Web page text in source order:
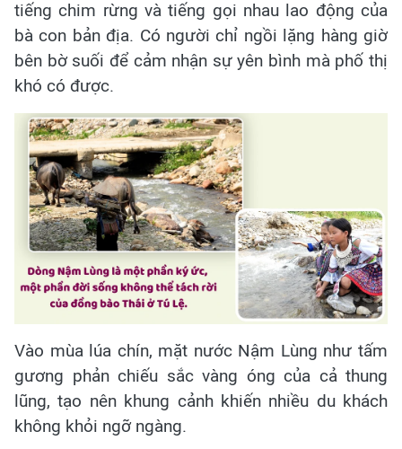
tiếng chim rừng và tiếng gọi nhau lao động của
bà con bản địa. Có người chỉ ngồi lặng hàng giờ
bên bờ suối để cảm nhận sự yên bình mà phố thị
khó có được.
Vào mùa lúa chín, mặt nước Nậm Lùng như tấm
gương phản chiếu sắc vàng óng của cả thung
lũng, tạo nên khung cảnh khiến nhiều du khách
không khỏi ngỡ ngàng.